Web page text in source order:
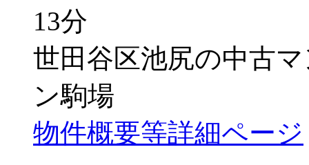
13分
世田谷区池尻の中古
ン駒場
物件概要等詳細ページ